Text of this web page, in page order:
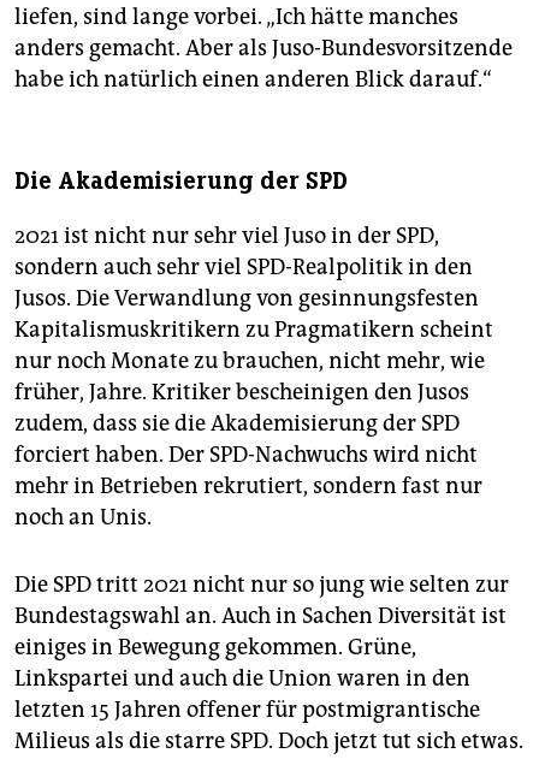
liefen, sind lange vorbei. „Ich hätte manches
anders gemacht. Aber als Juso-Bundesvorsitzende
habe ich natürlich einen anderen Blick darauf.“
Die Akademisierung der SPD
2021 ist nicht nur sehr viel Juso in der SPD,
sondern auch sehr viel SPD-Realpolitik in den
Jusos. Die Verwandlung von gesinnungsfesten
Kapitalismuskritikern zu Pragmatikern scheint
nur noch Monate zu brauchen, nicht mehr, wie
früher, Jahre. Kritiker bescheinigen den Jusos
zudem, dass sie die Akademisierung der SPD
forciert haben. Der SPD-Nachwuchs wird nicht
mehr in Betrieben rekrutiert, sondern fast nur
noch an Unis.
Die SPD tritt 2021 nicht nur so jung wie selten zur
Bundestagswahl an. Auch in Sachen Diversität ist
einiges in Bewegung gekommen. Grüne,
Linkspartei und auch die Union waren in den
letzten 15 Jahren offener für postmigrantische
Milieus als die starre SPD. Doch jetzt tut sich etwas.